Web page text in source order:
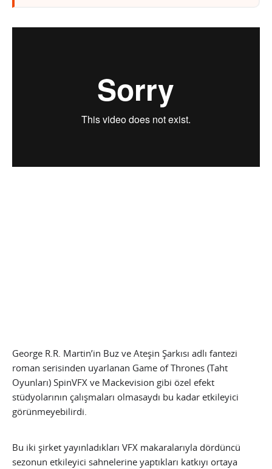
George R.R. Martin’in Buz ve Ateşin Şarkısı adlı fantezi
roman serisinden uyarlanan Game of Thrones (Taht
Oyunları) SpinVFX ve Mackevision gibi özel efekt
stüdyolarının çalışmaları olmasaydı bu kadar etkileyici
görünmeyebilirdi.
Bu iki şirket yayınladıkları VFX makaralarıyla dördüncü
sezonun etkileyici sahnelerine yaptıkları katkıyı ortaya